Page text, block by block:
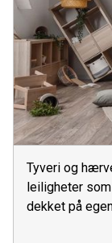
Tyveri og
leiligheter
dekket på